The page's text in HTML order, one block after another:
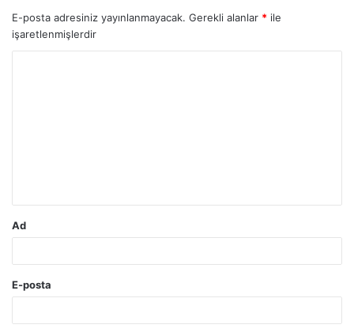
E-posta adresiniz yayınlanmayacak. Gerekli alanlar * ile
işaretlenmişlerdir
Ad
E-posta